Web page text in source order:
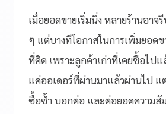
เมื่อยอดขายเริ่มนิ่ง หลายร้านอาจ
ๆ แต่บางทีโอกาสในการเพิ่มยอดข
ที่คิด เพราะลูกค้าเก่าที่เคยซื้อไปแ
แค่ออเดอร์ที่ผ่านมาแล้วผ่านไป แ
ซื้อซ้ำ บอกต่อ และต่อยอดความสั